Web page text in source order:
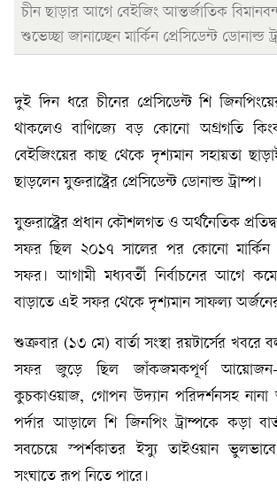
চীন ছাড়ার আগে বেইজিং আন্তর্জাতিক
শুভেচ্ছা জানাচ্ছেন মার্কিন প্রেসিডেন্ট ডোনাল্ড
দুই দিন ধরে চীনের প্রেসিডেন্ট শি
থাকলেও বাণিজ্যে বড় কোনো অগ্রগতি
বেইজিংয়ের কাছ থেকে দৃশ্যমান সহায়তা
ছাড়লেন যুক্তরাষ্ট্রের প্রেসিডেন্ট ডোনাল্ড ট্রাম্প।
যুক্তরাষ্ট্রের প্রধান কৌশলগত ও অর্থনৈতিক
সফর ছিল ২০১৭ সালের পর কোনো মার্কিন
সফর। আগামী মধ্যবর্তী নির্বাচনের আগে
বাড়াতে এই সফর থেকে দৃশ্যমান সাফল্য
শুক্রবার (১৩ মে) বার্তা সংস্থা রয়টার্সের খবরে
সফর জুড়ে ছিল জাঁকজমকপূর্ণ আয়োজন—
কুচকাওয়াজ, গোপন উদ্যান পরিদর্শনসহ নানা
পর্দার আড়ালে শি জিনপিং ট্রাম্পকে কড়া
সবচেয়ে স্পর্শকাতর ইস্যু তাইওয়ান
সংঘাতে রূপ নিতে পারে।